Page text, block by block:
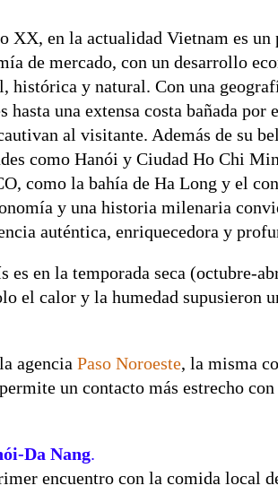
en la actualidad Vietnam es un
de mercado, con un desarrollo
y natural. Con una
hasta una extensa costa bañada
al visitante. Además de su
como Hanói y Ciudad Ho Chi
como la bahía de Ha Long y el
y una historia milenaria
auténtica, enriquecedora y
es en la temporada seca (octubre-
el calor y la humedad supusieron
agencia Paso Noroeste, la misma
un contacto más estrecho
Da Nang.
encuentro con la comida local